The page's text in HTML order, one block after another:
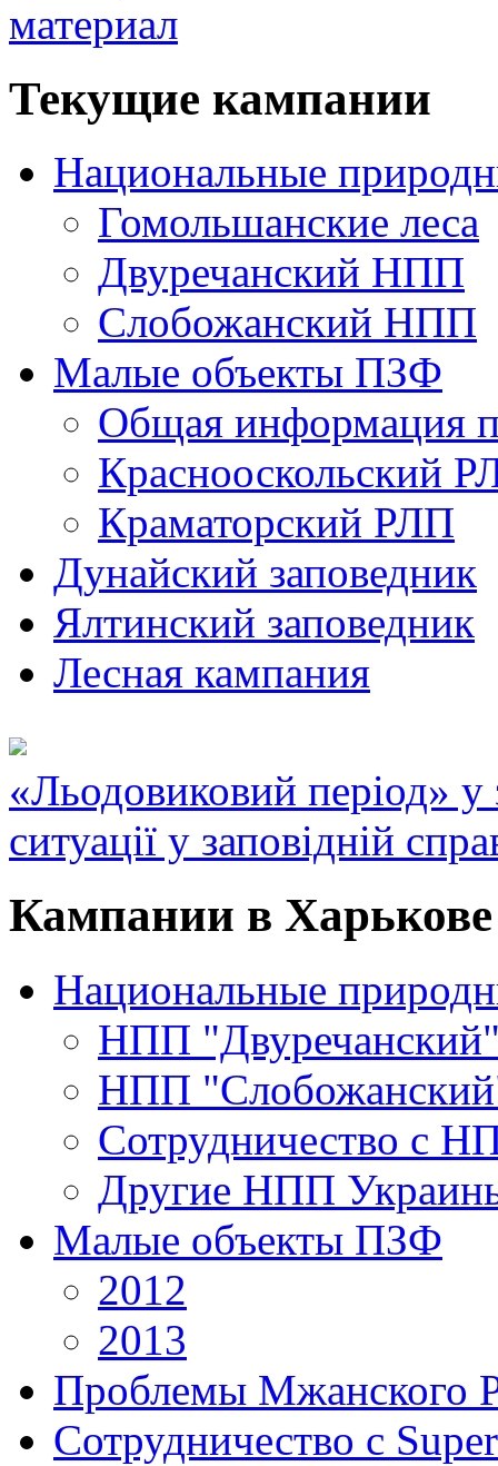
Текущие кампании
Национальные
Гомольшанские леса
Двуречанский НПП
Слобожанский НПП
Малые объекты ПЗФ
Общая информация
Краснооскольский
Краматорский РЛП
Дунайский заповедник
Ялтинский заповедник
Лесная кампания
«Льодовиковий період» у
ситуації у заповідній
Кампании в Харькове
Национальные
НПП
НПП
Сотрудничество с
Другие НПП
Малые объекты ПЗФ
2012
2013
Проблемы Мжанского
Сотрудничество с